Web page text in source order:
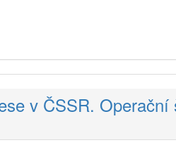
v ČSSR. Operační